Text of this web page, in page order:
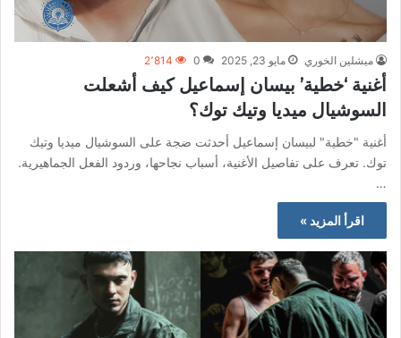
ميشلين الخوري مايو 23, 2025 0 2٬814
أغنية ‘خطية’ بيسان إسماعيل كيف أشعلت
السوشيال ميديا وتيك توك؟
أغنية "خطية" لبيسان إسماعيل أحدثت ضجة على السوشيال ميديا وتيك
توك. تعرف على تفاصيل الأغنية، أسباب نجاحها، وردود الفعل الجماهيرية.
…
اقرأ المزيد »